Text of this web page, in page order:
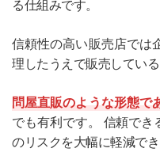
る仕組みです。
信頼性の高い販売店では
理したうえで販売してい
問屋直販のような形態で
でも有利です。 信頼で
のリスクを大幅に軽減でき